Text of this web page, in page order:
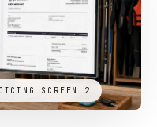
SCREEN 2